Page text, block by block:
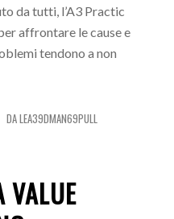
da tutti, l’A3 Practic
affrontare le cause e
tendono a non
DALEA39DMAN69PULL
VALUE